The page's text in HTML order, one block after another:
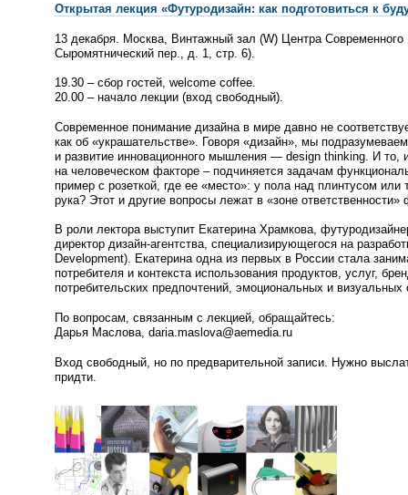
Открытая лекция «Футуродизайн: как подготовиться к
13 декабря. Москва, Винтажный зал (W) Центра Современного
Сыромятнический пер., д. 1, стр. 6).
19.30 – сбор гостей, welcome coffee.
20.00 – начало лекции (вход свободный).
Современное понимание дизайна в мире давно не
как об «украшательстве». Говоря «дизайн», мы
и развитие инновационного мышления — design thinking. И то,
на человеческом факторе – подчиняется задачам
пример с розеткой, где ее «место»: у пола над плинтусом или
рука? Этот и другие вопросы лежат в «зоне
В роли лектора выступит Екатерина Храмкова,
директор дизайн-агентства, специализирующегося на
Development). Екатерина одна из первых в России стала
потребителя и контекста использования продуктов, услуг,
потребительских предпочтений, эмоциональных и визуальных
По вопросам, связанным с лекцией, обращайтесь:
Дарья Маслова, daria.maslova@aemedia.ru
Вход свободный, но по предварительной записи. Нужно
придти.